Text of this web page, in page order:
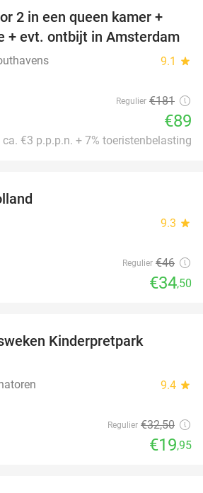
51%
2 in een queen kamer +
+ evt. ontbijt in Amsterdam
9.1 star
Regulier €181
€89
ca. €3 p.p.p.n. + 7% toeristenbelasting
9.3 star
Regulier €46
€34,50
Kinderpretpark
9.4 star
Regulier €32,50
€19,95